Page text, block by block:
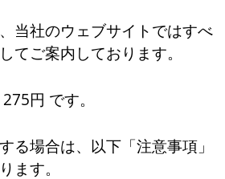
当社のウェブサイトではすべ
てご案内しております。
円 です。
る場合は、以下「注意事項」
ます。